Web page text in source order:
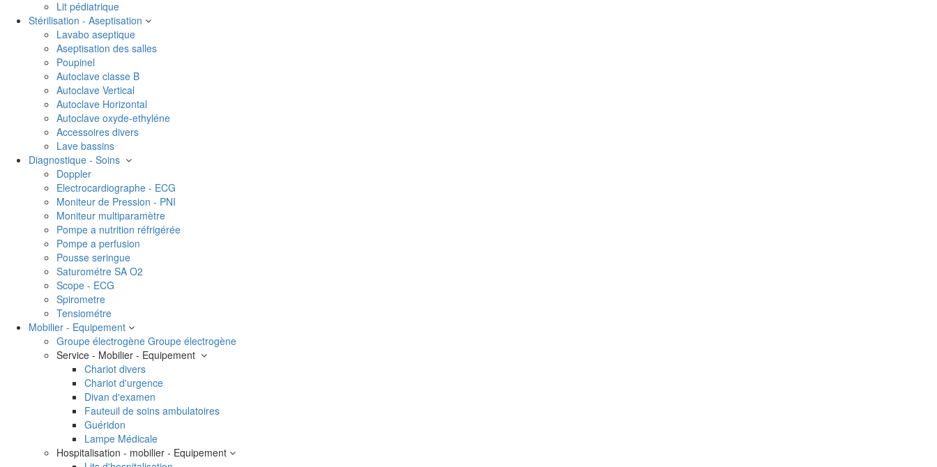
Lit pédiatrique
Stérilisation - Aseptisation
Lavabo aseptique
Aseptisation des salles
Poupinel
Autoclave classe B
Autoclave Vertical
Autoclave Horizontal
Autoclave oxyde-ethyléne
Accessoires divers
Lave bassins
Diagnostique - Soins
Doppler
Electrocardiographe - ECG
Moniteur de Pression - PNI
Moniteur multiparamètre
Pompe a nutrition réfrigérée
Pompe a perfusion
Pousse seringue
Saturométre SA O2
Scope - ECG
Spirometre
Tensiométre
Mobilier - Equipement
Groupe électrogène Groupe électrogène
Service - Mobilier - Equipement
Chariot divers
Chariot d'urgence
Divan d'examen
Fauteuil de soins ambulatoires
Guéridon
Lampe Médicale
Hospitalisation - mobilier - Equipement